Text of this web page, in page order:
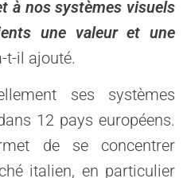
à nos systèmes visuels
une valeur et une
t-il ajouté.
ses systèmes
12 pays européens.
de se concentrer
italien, en particulier